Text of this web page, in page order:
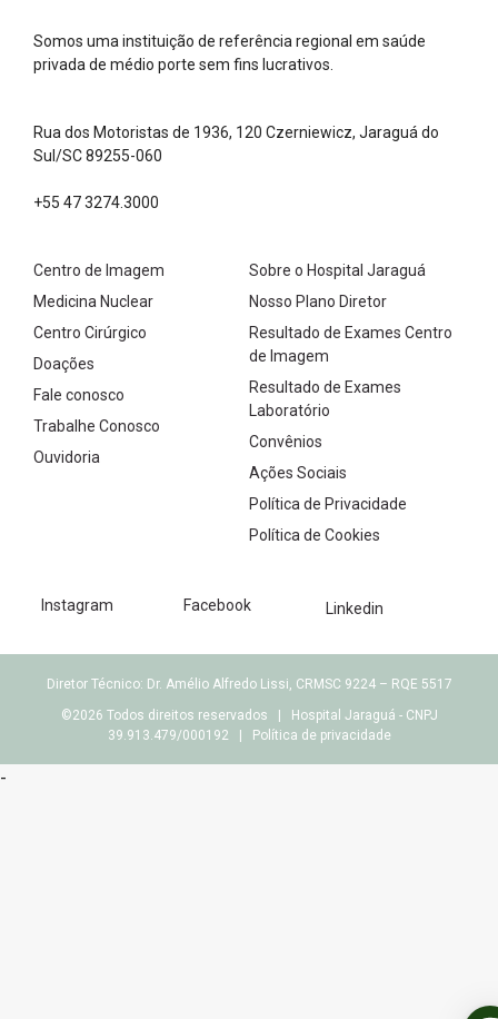
Somos uma instituição de referência regional em saúde
privada de médio porte sem fins lucrativos.
Rua dos Motoristas de 1936, 120 Czerniewicz, Jaraguá do
Sul/SC 89255-060
+55 47 3274.3000
Centro de Imagem
Medicina Nuclear
Centro Cirúrgico
Doações
Fale conosco
Trabalhe Conosco
Ouvidoria
Sobre o Hospital Jaraguá
Nosso Plano Diretor
Resultado de Exames Centro
de Imagem
Resultado de Exames
Laboratório
Convênios
Ações Sociais
Política de Privacidade
Política de Cookies
Instagram Facebook Linkedin
Diretor Técnico: Dr. Amélio Alfredo Lissi, CRMSC 9224 – RQE 5517
©2026 Todos direitos reservados | Hospital Jaraguá - CNPJ
39.913.479/000192 |
Política de privacidade
-